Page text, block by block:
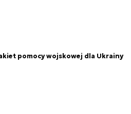
pomocy wojskowej dla Ukrainy